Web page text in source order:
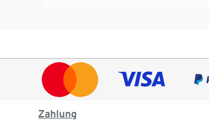
Zahlung